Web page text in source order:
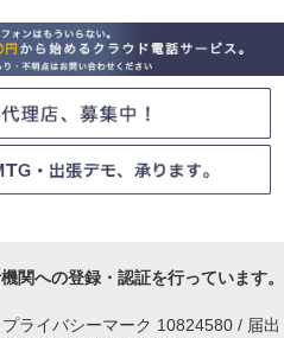
関への登録・認証を行っています。
ライバシーマーク 10824580 / 届出